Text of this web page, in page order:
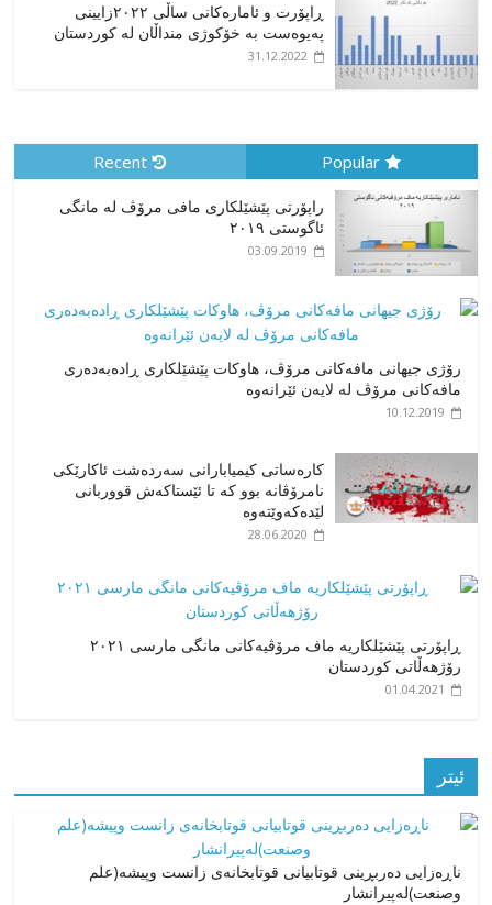
ڕاپۆرت و ئامارەکانی ساڵی ٢٠٢٢زایینی
پەیوەست بە خۆکوژی منداڵان لە کوردستان
31.12.2022
Popular
Recent
راپۆرتی پێشێلكاری مافی مرۆڤ له‌ مانگی
ئاگوستی ٢٠١٩
03.09.2019
رۆژی جیهانی مافەکانی مرۆڤ، هاوکات پێشێلکاری ڕادەبەدەری
مافەکانی مرۆڤ لە لایەن ئێرانەوە
10.12.2019
کارەساتی کیمیابارانی سەردەشت ئاکارێکی
نامرۆڤانە بوو کە تا ئێستاکەش قووربانی
لێدەکەوێتەوە
28.06.2020
ڕاپۆرتی پێشێلکاریە ماف مرۆڤیەکانی مانگی مارسی ٢٠٢١
رۆژهەڵاتی کوردستان
01.04.2021
ئیتر
ناڕەزایی دەربڕینی قوتابیانی قوتابخانەی زانست وپیشە(علم
وصنعت)لەپیرانشار